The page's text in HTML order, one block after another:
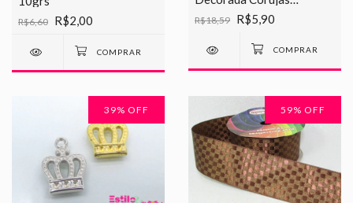
R$6,60 R$2,00
Chinesinha 38mm
R$18,59 R$5,90
39% OFF 59% OFF